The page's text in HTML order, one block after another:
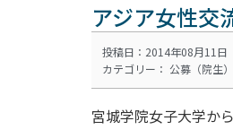
アジア女性交
投稿日：2014年08月11日
カテゴリー： 公募（院生）
宮城学院女子大学か